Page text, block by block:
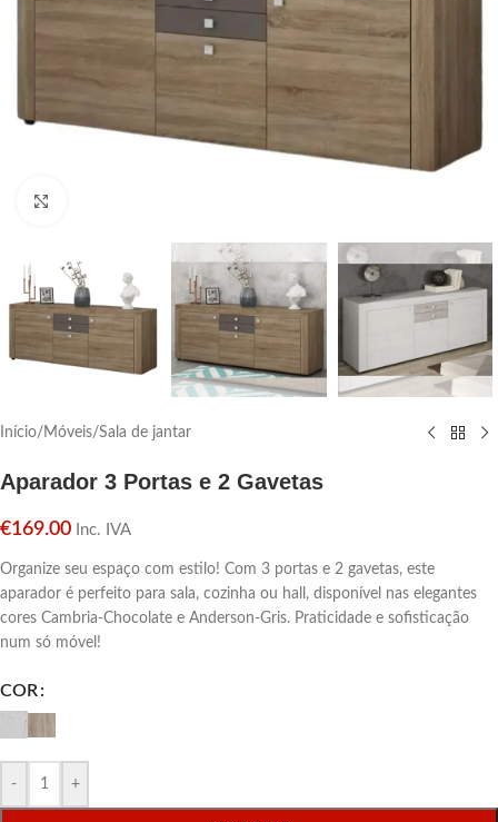
Início/ Móveis/Sala de jantar
Aparador 3 Portas e 2 Gavetas
€169.00 Inc. IVA
Organize seu espaço com estilo! Com 3 portas e 2 gavetas, este
aparador é perfeito para sala, cozinha ou hall, disponível nas elegantes
cores Cambria-Chocolate e Anderson-Gris. Praticidade e sofisticação
num só móvel!
COR
- +